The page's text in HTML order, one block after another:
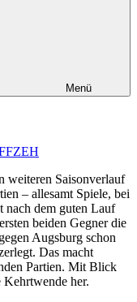
Menü
weiteren Saisonverlauf
– allesamt Spiele, bei
nach dem guten Lauf
beiden Gegner die
Augsburg schon
Das macht
Partien. Mit Blick
Kehrtwende her.